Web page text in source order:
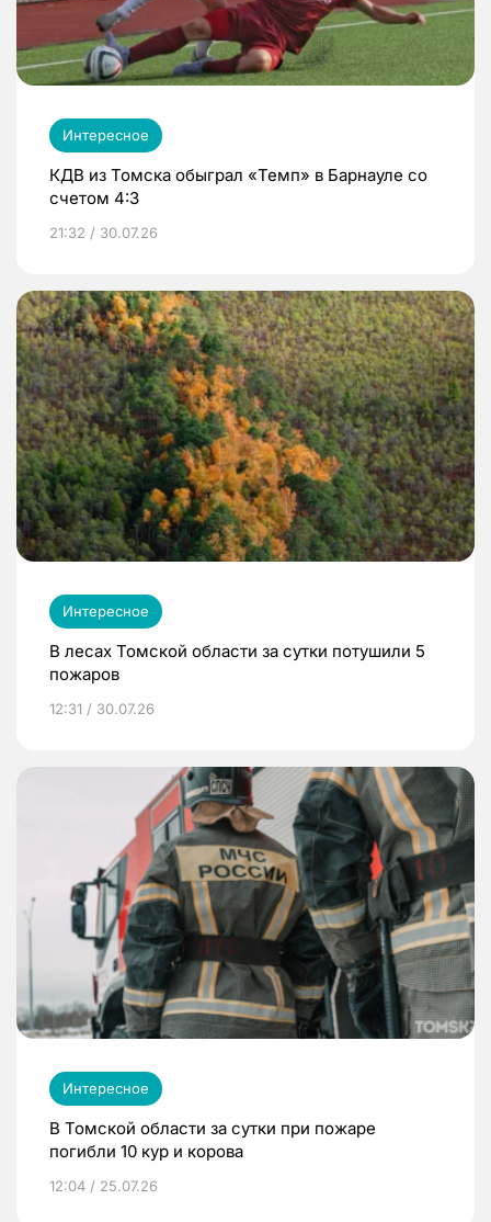
Интересное
КДВ из Томска обыграл «Темп» в Барнауле со
счетом 4:3
21:32 / 30.07.26
Интересное
В лесах Томской области за сутки потушили 5
пожаров
12:31 / 30.07.26
Интересное
В Томской области за сутки при пожаре
погибли 10 кур и корова
12:04 / 25.07.26